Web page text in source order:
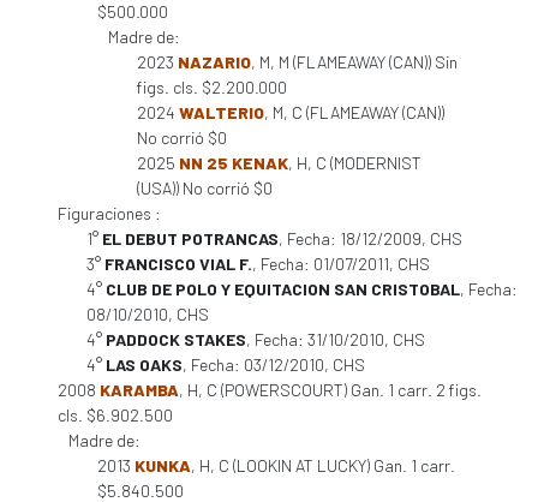
$500.000
Madre de:
2023 NAZARIO, M, M (FLAMEAWAY (CAN)) Sin
figs. cls. $2.200.000
2024 WALTERIO, M, C (FLAMEAWAY (CAN))
No corrió $0
2025 NN 25 KENAK, H, C (MODERNIST
(USA)) No corrió $0
Figuraciones :
1° EL DEBUT POTRANCAS, Fecha: 18/12/2009, CHS
3° FRANCISCO VIAL F., Fecha: 01/07/2011, CHS
4° CLUB DE POLO Y EQUITACION SAN CRISTOBAL, Fecha:
08/10/2010, CHS
4° PADDOCK STAKES, Fecha: 31/10/2010, CHS
4° LAS OAKS, Fecha: 03/12/2010, CHS
2008 KARAMBA, H, C (POWERSCOURT) Gan. 1 carr. 2 figs.
cls. $6.902.500
Madre de:
2013 KUNKA, H, C (LOOKIN AT LUCKY) Gan. 1 carr.
$5.840.500